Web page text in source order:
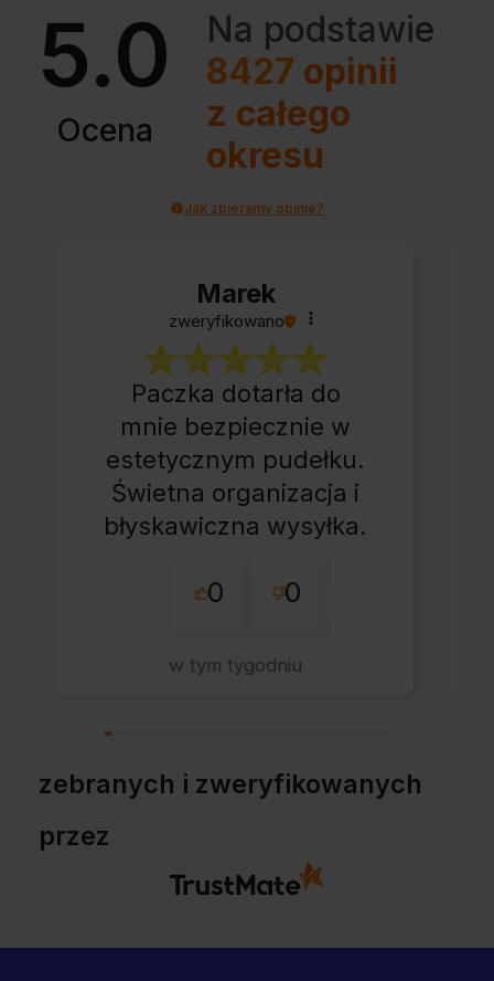
5.0
Ocena
Na podstawie
8427 opinii
z całego
okresu
Jak zbieramy opinie?
Marek
zweryfikowano
Paczka dotarła do
mnie bezpiecznie w
estetycznym pudełku.
Świetna organizacja i
błyskawiczna wysyłka.
sklepu nie pierwszy
wszystko perfekt.
0 0
w tym tygodniu
zebranych i zweryfikowanych
przez